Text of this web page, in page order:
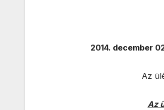
2014. december
Az
Az